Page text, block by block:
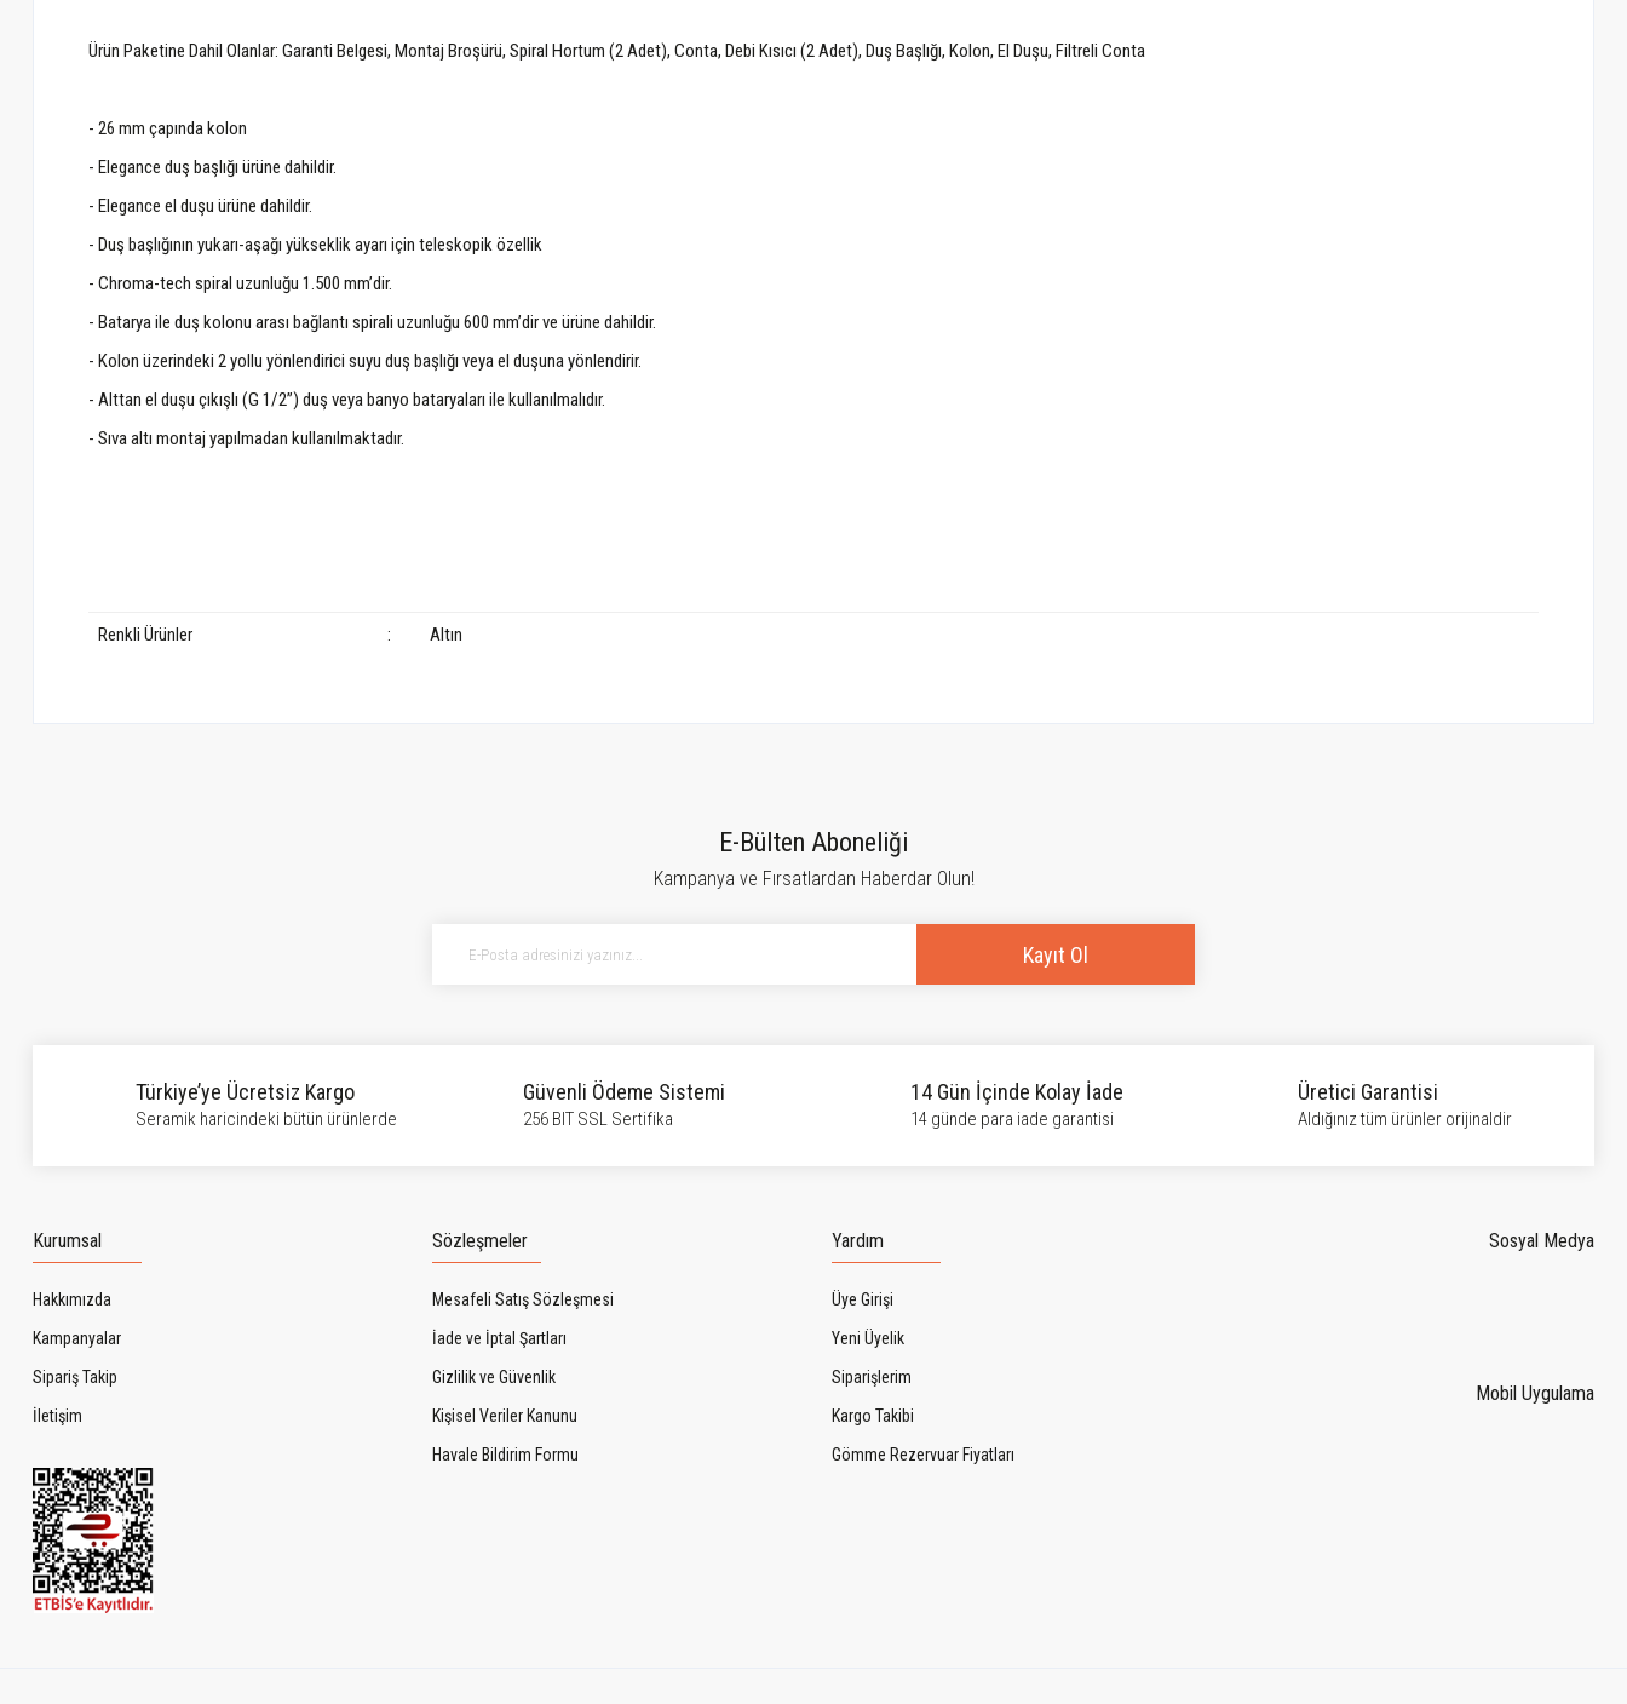
Ürün Paketine Dahil Olanlar: Garanti Belgesi, Montaj Broşürü, Spiral Hortum (2 Adet), Conta, Debi Kısıcı (2 Adet), Duş Başlığı, Kolon, El Duşu, Filtreli Conta
- 26 mm çapında kolon
- Elegance duş başlığı ürüne dahildir.
- Elegance el duşu ürüne dahildir.
- Duş başlığının yukarı-aşağı yükseklik ayarı için teleskopik özellik
- Chroma-tech spiral uzunluğu 1.500 mm’dir.
- Batarya ile duş kolonu arası bağlantı spirali uzunluğu 600 mm’dir ve ürüne dahildir.
- Kolon üzerindeki 2 yollu yönlendirici suyu duş başlığı veya el duşuna yönlendirir.
- Alttan el duşu çıkışlı (G 1/2”) duş veya banyo bataryaları ile kullanılmalıdır.
- Sıva altı montaj yapılmadan kullanılmaktadır.
Renkli Ürünler : Altın
Bu ürüne ilk yorumu siz yapın!
E-Bülten Aboneliği
Kampanya ve Fırsatlardan Haberdar Olun!
Kayıt Ol
Türkiye’ye Ücretsiz Kargo
Seramik haricindeki bütün ürünlerde
Güvenli Ödeme Sistemi
256 BIT SSL Sertifika
14 Gün İçinde Kolay İade
14 günde para iade garantisi
Üretici Garantisi
Aldığınız tüm ürünler orijinaldir
Kurumsal
Hakkımızda
Kampanyalar
Sipariş Takip
İletişim
Sözleşmeler
Mesafeli Satış Sözleşmesi
İade ve İptal Şartları
Gizlilik ve Güvenlik
Kişisel Veriler Kanunu
Havale Bildirim Formu
Yardım
Üye Girişi
Yeni Üyelik
Siparişlerim
Kargo Takibi
Gömme Rezervuar Fiyatları
Sosyal Medya
Mobil Uygulama